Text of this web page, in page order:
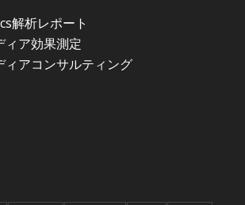
解析レポート
ィア効果測定
ィアコンサルティング